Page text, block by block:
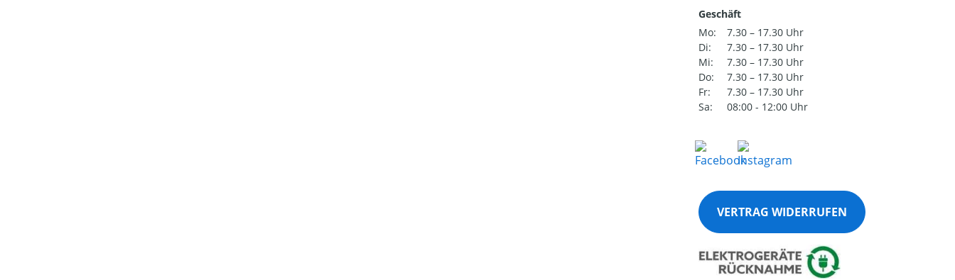
Geschäft
Mo:
7.30 – 17.30 Uhr
Di:
7.30 – 17.30 Uhr
Mi:
7.30 – 17.30 Uhr
Do:
7.30 – 17.30 Uhr
Fr:
7.30 – 17.30 Uhr
Sa:
08:00 - 12:00 Uhr
VERTRAG WIDERRUFEN